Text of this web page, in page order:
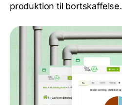
produktion til bortskaffelse.